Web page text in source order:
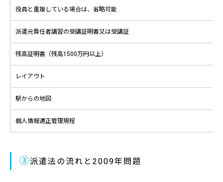
役員と重複している場合は、省略可能
派遣元責任者講習の受講証明書又は受講証
残高証明書（残高1500万円以上）
レイアウト
駅からの地図
個人情報適正管理規程
③派遣法の流れと2009年問題